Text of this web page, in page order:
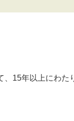
15年以上にわた